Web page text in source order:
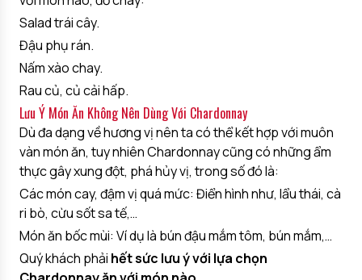
Salad trái cây.
Đậu phụ rán.
Nấm xào chay.
Rau củ, củ cải hấp.
Lưu Ý Món Ăn Không Nên Dùng Với Chardonnay
Dù đa dạng về hương vị nên ta có thể kết hợp với muôn
vàn món ăn, tuy nhiên Chardonnay cũng có những ẩm
thực gây xung đột, phá hủy vị, trong số đó là:
Các món cay, đậm vị quá mức: Điển hình như, lẩu thái, cà
ri bò, cừu sốt sa tế,…
Món ăn bốc mùi: Ví dụ là bún đậu mắm tôm, bún mắm,…
Quý khách phải hết sức lưu ý với lựa chọn